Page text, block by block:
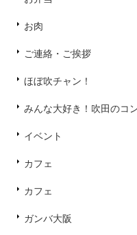
お肉
ご連絡・ご挨拶
ほぼ吹チャン！
みんな大好き！吹田のコ
イベント
カフェ
カフェ
ガンバ大阪